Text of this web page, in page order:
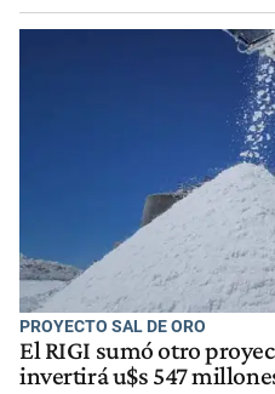
PROYECTO SAL DE ORO
El RIGI sumó otro
invertirá u$s 547